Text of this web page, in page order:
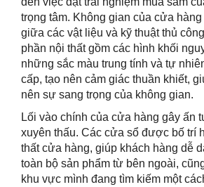
trọng tâm. Không gian của cửa
giữa các vật liệu và kỹ thuật thủ
phần nội thất gồm các hình khối
những sắc màu trung tính và tự
cấp, tạo nên cảm giác thuần khiết,
nên sự sang trọng của không gian.
Lối vào chính của cửa hàng gây ấn
xuyên thấu. Các cửa sổ được bố trí
thất cửa hàng, giúp khách hàng dễ
toàn bộ sản phẩm từ bên ngoài,
khu vực mình đang tìm kiếm một